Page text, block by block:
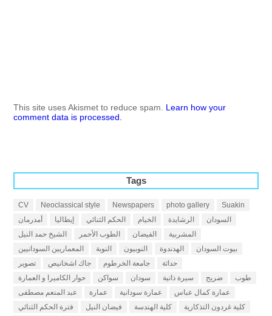
This site uses Akismet to reduce spam. Learn how your
comment data is processed.
Tags
CV Neoclassical style Newspapers photo gallery
Suakin
أمدرمان
إيطاليا الحكم الثنائي الخيام الرشايدة
السودان
الشيخ حمد النيل
الطوب الأحمر الفيضان
المشربية
المعماريين السودانيين
النوبة النوبيون الهدندوة
بيوت السودان
تصوير
جاك اشخانيص جامعة الخرطوم
حداثة
حوار الكاميرا و العمارة
سواكن سودان سيرة ذاتية ضريح
طوب
عبد المنعم مصطفى
عمارة عمارة سودانية
عمارة كمال عباس
فترة الحكم الثنائي
فيضان النيل كلية الهندسة
كلية غردون التذكارية